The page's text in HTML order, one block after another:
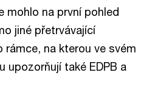
mohlo na první pohled
jiné přetrvávající
rámce, na kterou ve svém
upozorňují také EDPB a